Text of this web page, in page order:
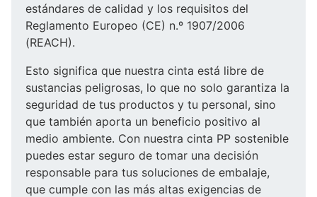
estándares de calidad y los requisitos del
Reglamento Europeo (CE) n.º 1907/2006
(REACH).
Esto significa que nuestra cinta está libre de
sustancias peligrosas, lo que no solo garantiza la
seguridad de tus productos y tu personal, sino
que también aporta un beneficio positivo al
medio ambiente. Con nuestra cinta PP sostenible
puedes estar seguro de tomar una decisión
responsable para tus soluciones de embalaje,
que cumple con las más altas exigencias de